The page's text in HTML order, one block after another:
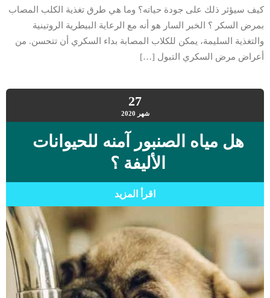
كيف سيؤثر ذلك على جودة حياته؟ وما هي طرق تغذية الكلب المصاب
بمرض السكر ؟ الخبر السار هو أنه مع الرعاية البيطرية الروتينية
والتغذية السليمة، يمكن للكلاب المصابة بداء السكري أن تتحسن. من
أعراض مرض السكري التبول […]
27
شهر 2020
هل مياه الصنبور آمنه للحيوانات
الأليفة ؟
اقرأ المزيد